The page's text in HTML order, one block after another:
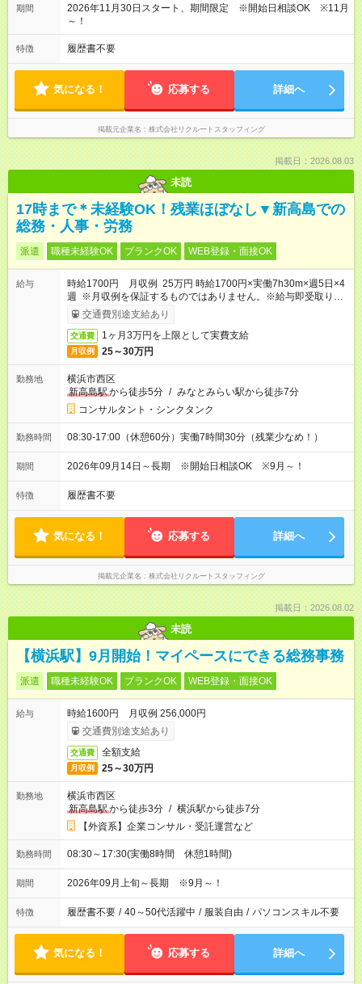
期間
2026年11月30日スタート、期間限定 ※開始日相談OK ※11月
～！
特徴 履歴書不要
気になる！ 応募する 詳細へ
掲載元企業名 株式会社リクルートスタッフィング
掲載日：2026.08.03
未読
17時まで＊未経験OK！残業ほぼなし▼新高島での
総務・人事・労務
派遣 職種未経験OK ブランクOK WEB登録・面接OK
給与
時給1700円 月収例 25万円 時給1700円×実働7h30m×週5日×4
週 ※月収例を保証するものではありません。※給与即受取りサ
ービス利用可（利用条件有）
交通費別途支給あり
交通費 1ヶ月3万円を上限として実費支給
月収例 25～30万円
勤務地
横浜市西区
新高島駅から徒歩5分 / みなとみらい駅から徒歩7分
コンサルタント・シンクタンク
勤務時間 08:30-17:00（休憩60分）実働7時間30分（残業少なめ！）
期間 2026年09月14日～長期 ※開始日相談OK ※9月～！
特徴 履歴書不要
気になる！ 応募する 詳細へ
掲載元企業名 株式会社リクルートスタッフィング
掲載日：2026.08.02
未読
【横浜駅】9月開始！マイペースにできる総務事務
派遣 職種未経験OK ブランクOK WEB登録・面接OK
給与
時給1600円 月収例 256,000円
交通費別途支給あり
交通費 全額支給
月収例 25～30万円
勤務地
横浜市西区
新高島駅から徒歩3分 / 横浜駅から徒歩7分
【外資系】企業コンサル・受託運営など
勤務時間 08:30～17:30(実働8時間 休憩1時間)
期間 2026年09月上旬～長期 ※9月～！
特徴 履歴書不要 / 40～50代活躍中 / 服装自由 / パソコンスキル不要
気になる！ 応募する 詳細へ